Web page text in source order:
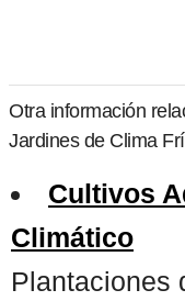
Otra información
Jardines de Clima
Cultivos
Climático
Plantaciones